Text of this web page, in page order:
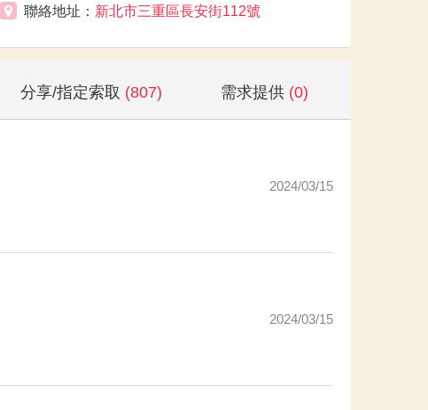
聯絡地址： 新北市三重區長安街112號
分享/指定索取 (807) 需求提供 (0)
2024/03/15
2024/03/15